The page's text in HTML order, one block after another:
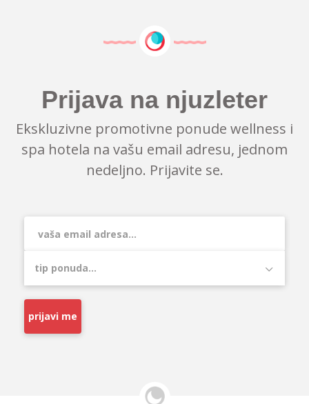
Prijava na njuzleter
Ekskluzivne promotivne ponude wellness i
spa hotela na vašu email adresu, jednom
nedeljno. Prijavite se.
prijavi me